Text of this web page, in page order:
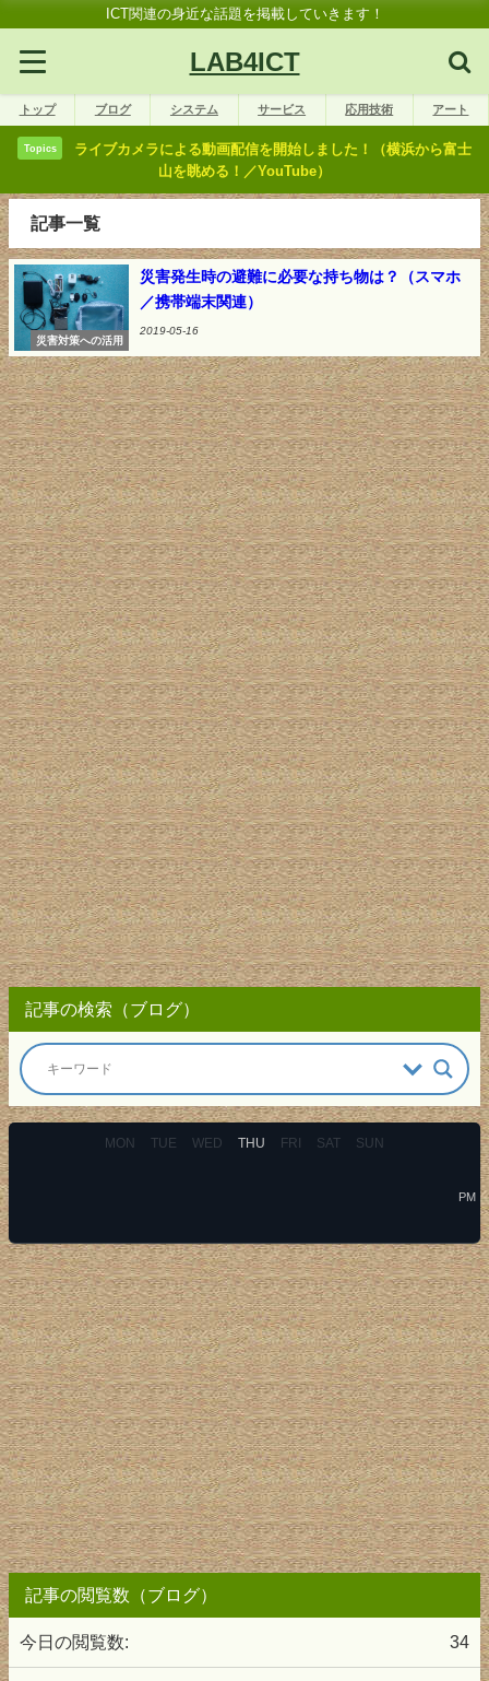
ICT関連の身近な話題を掲載していきます！
LAB4ICT
トップ ブログ システム サービス 応用技術 アート
Topics
ライブカメラによる動画配信を開始しました！（横浜から富士
山を眺める！／YouTube）
記事一覧
災害対策への活用
災害発生時の避難に必要な持ち物は？（スマホ
／携帯端末関連）
2019-05-16
記事の検索（ブログ）
MON TUE WED THU FRI SAT SUN
PM
記事の閲覧数（ブログ）
34
今日の閲覧数: